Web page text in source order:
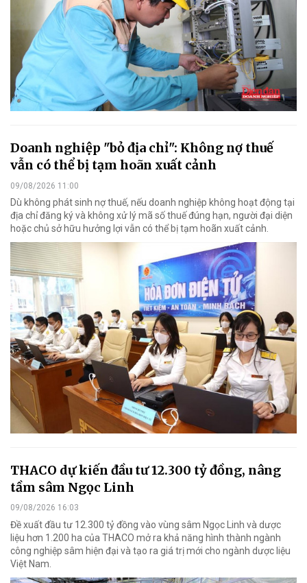
Doanh nghiệp "bỏ địa chỉ": Không nợ thuế
vẫn có thể bị tạm hoãn xuất cảnh
09/08/2026 11:00
Dù không phát sinh nợ thuế, nếu doanh nghiệp không hoạt động tại
địa chỉ đăng ký và không xử lý mã số thuế đúng hạn, người đại diện
hoặc chủ sở hữu hưởng lợi vẫn có thể bị tạm hoãn xuất cảnh.
THACO dự kiến đầu tư 12.300 tỷ đồng, nâng
tầm sâm Ngọc Linh
09/08/2026 16:03
Đề xuất đầu tư 12.300 tỷ đồng vào vùng sâm Ngọc Linh và dược
liệu hơn 1.200 ha của THACO mở ra khả năng hình thành ngành
công nghiệp sâm hiện đại và tạo ra giá trị mới cho ngành dược liệu
Việt Nam.